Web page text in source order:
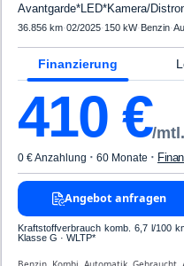
Avantgarde*LED*Kamera/
36.856 km·02/2025· 150 kW· Benzin·
Finanzierung
410 €/mtl.
0 € Anzahlung · 60 Monate ·
Angebot anfragen
Kraftstoffverbrauch komb. 6,7 l/100
Klasse G · WLTP*